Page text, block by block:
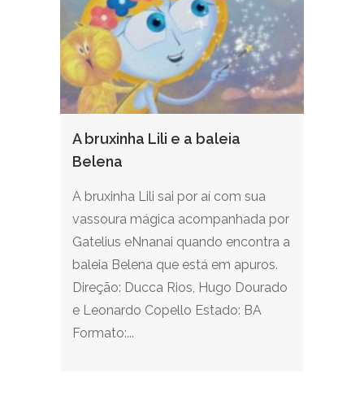
A bruxinha Lili e a baleia
Belena
A bruxinha Lili sai por aí com sua
vassoura mágica acompanhada por
Gatelius eNnanai quando encontra a
baleia Belena que está em apuros.
Direção: Ducca Rios, Hugo Dourado
e Leonardo Copello Estado: BA
Formato:...